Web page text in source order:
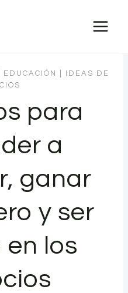
EDUCACIÓN
IDEAS DE
para
a
ganar
y ser
en los